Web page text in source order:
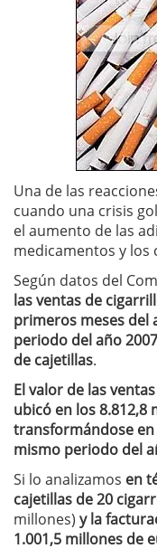
Una de las
cuando una crisis
el aumento de las
medicamentos y los
Según datos del
las ventas de
primeros meses del
periodo del año
de cajetillas.
El valor de las
ubicó en los 8.812,8
transformándose
mismo periodo del
Si lo analizamos en
cajetillas de 20
millones) y la
1.001,5 millones de